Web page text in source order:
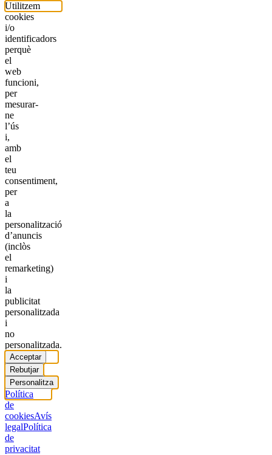
Utilitzem
cookies
i/o
identificadors
perquè
el
web
funcioni,
per
mesurar-
ne
l’ús
i,
amb
el
teu
consentiment,
per
a
la
personalització
d’anuncis
(inclòs
el
remarketing)
i
la
publicitat
personalitzada
i
no
personalitzada.
Acceptar
Rebutjar
Personalitza
Política
de
cookiesAvís
legalPolítica
de
privacitat